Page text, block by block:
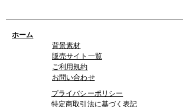
ホーム
背景素材
販売サイト一覧
ご利用規約
お問い合わせ
プライバシーポリシー
特定商取引法に基づく表記